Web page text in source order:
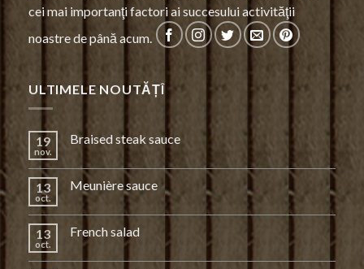
cei mai importanţi factori ai succesului activităţii
noastre de până acum.
ULTIMELE NOUTĂȚÎ
19
nov.
Braised steak sauce
13
oct.
Meunière sauce
13
oct.
French salad